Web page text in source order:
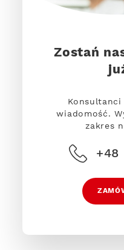
Zostań
Konsultanci
wiadomość.
zakres
+48